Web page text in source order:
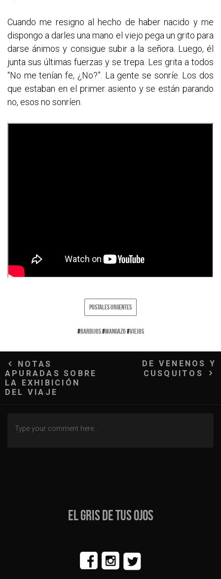
Cuando me resigno al hecho de haber nacido y me
dispongo a darles una mano el viejo pega un grito para
darse ánimos y consigue subir a la señora. Luego, él
junta sus últimas fuerzas y se trepa. Les grita a todos
“No me tenían fe, ¿No?”. La gente se sonríe. Los dos
que estaban en el primer asiento y se están parando
no, esos no sonríen.
POSTALES URGENTES
#BARBIJOS#MANGAZO#VIEJOS
Navegación
de
NOTAS
APURADAS SOBRE
LA EXHIBICIÓN
DEL VIAJE
DE VENENOS Y
CUSQUITOS
EL GRIS DE TUS OJOS